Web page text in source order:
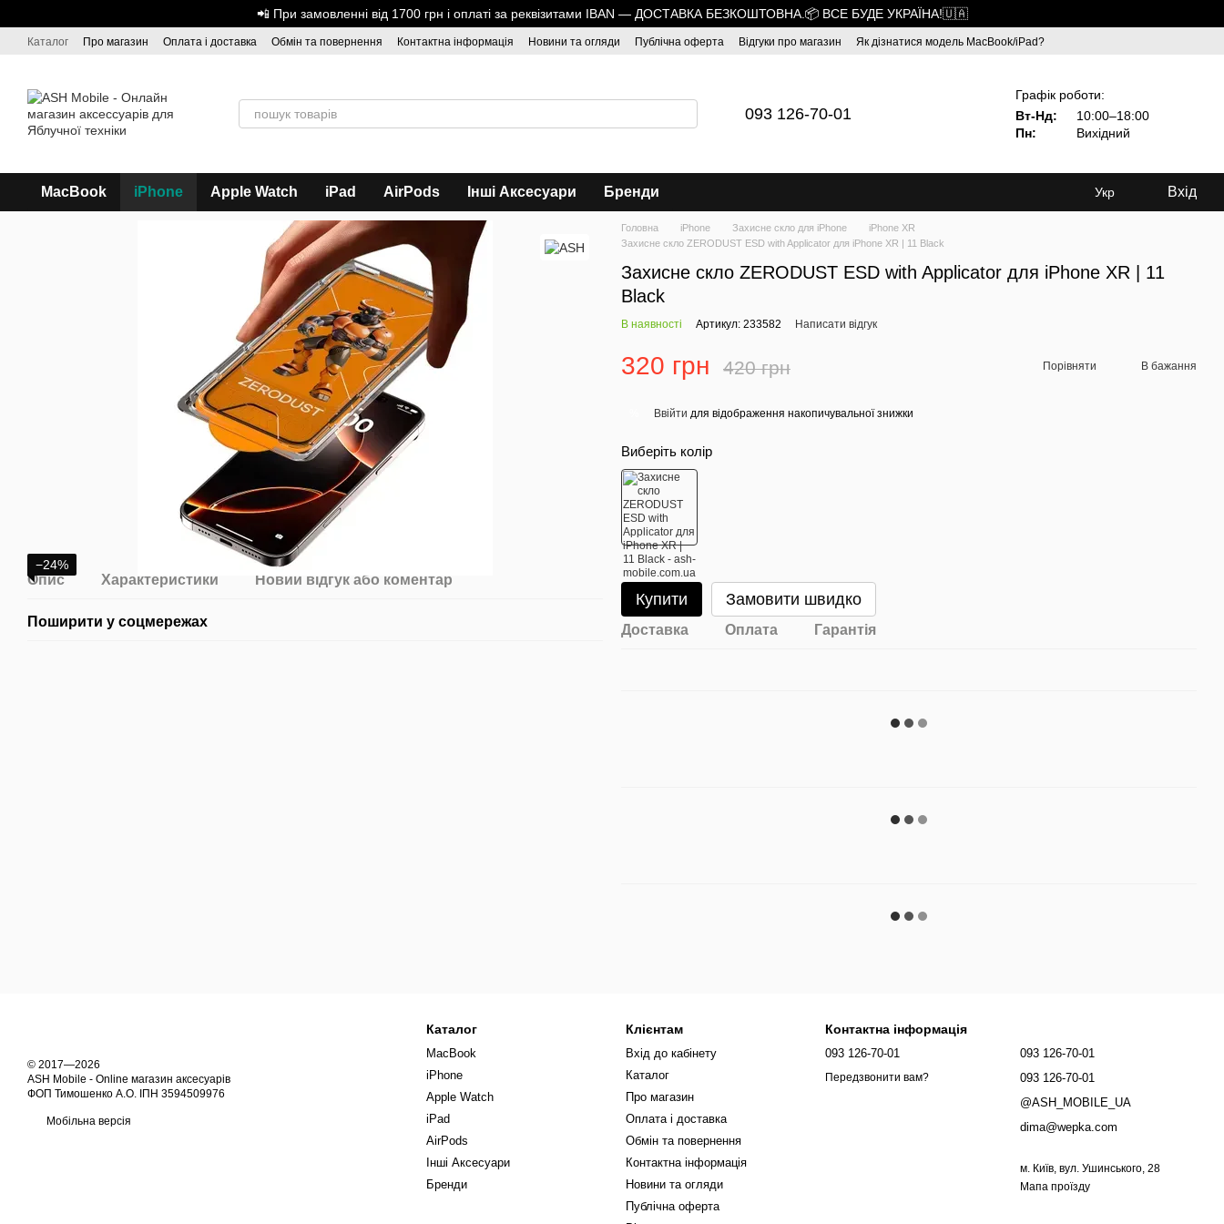
📲 При замовленні від 1700 грн і оплаті за реквізитами IBAN — ДОСТАВКА БЕЗКОШТОВНА.📦 ВСЕ БУДЕ УКРАЇНА!🇺🇦
Каталог Про магазин Оплата і доставка Обмін та повернення Контактна інформація Новини та огляди Публічна оферта Відгуки про магазин
Як дізнатися модель MacBook/iPad?
093 126-70-01
Графік роботи:
Вт-Нд:
10:00–18:00
Пн:
Вихідний
MacBook iPhone Apple Watch iPad AirPods Інші Аксесуари Бренди Укр Вхід
−24%
Опис Характеристики Новий відгук або коментар
Поширити у соцмережах
Головна iPhone Захисне скло для iPhone
iPhone XR
Захисне скло ZERODUST ESD with Applicator для iPhone XR | 11 Black
Захисне скло ZERODUST ESD with Applicator для iPhone XR | 11
Black
В наявності Артикул: 233582 Написати відгук
320 грн 420 грн Порівняти В бажання
Ввійти для відображення накопичувальної знижки
Виберіть колір
Купити Замовити швидко
Доставка Оплата Гарантія
© 2017—2026
ASH Mobile - Online магазин аксесуарів
ФОП Тимошенко А.О. ІПН 3594509976
Мобільна версія
Каталог
MacBook
iPhone
Apple Watch
iPad
AirPods
Інші Аксесуари
Бренди
Клієнтам
Вхід до кабінету
Каталог
Про магазин
Оплата і доставка
Обмін та повернення
Контактна інформація
Новини та огляди
Публічна оферта
Контактна інформація
093 126-70-01
Передзвонити вам?
093 126-70-01
093 126-70-01
@ASH_MOBILE_UA
dima@wepka.com
м. Київ, вул. Ушинського, 28
Мапа проїзду